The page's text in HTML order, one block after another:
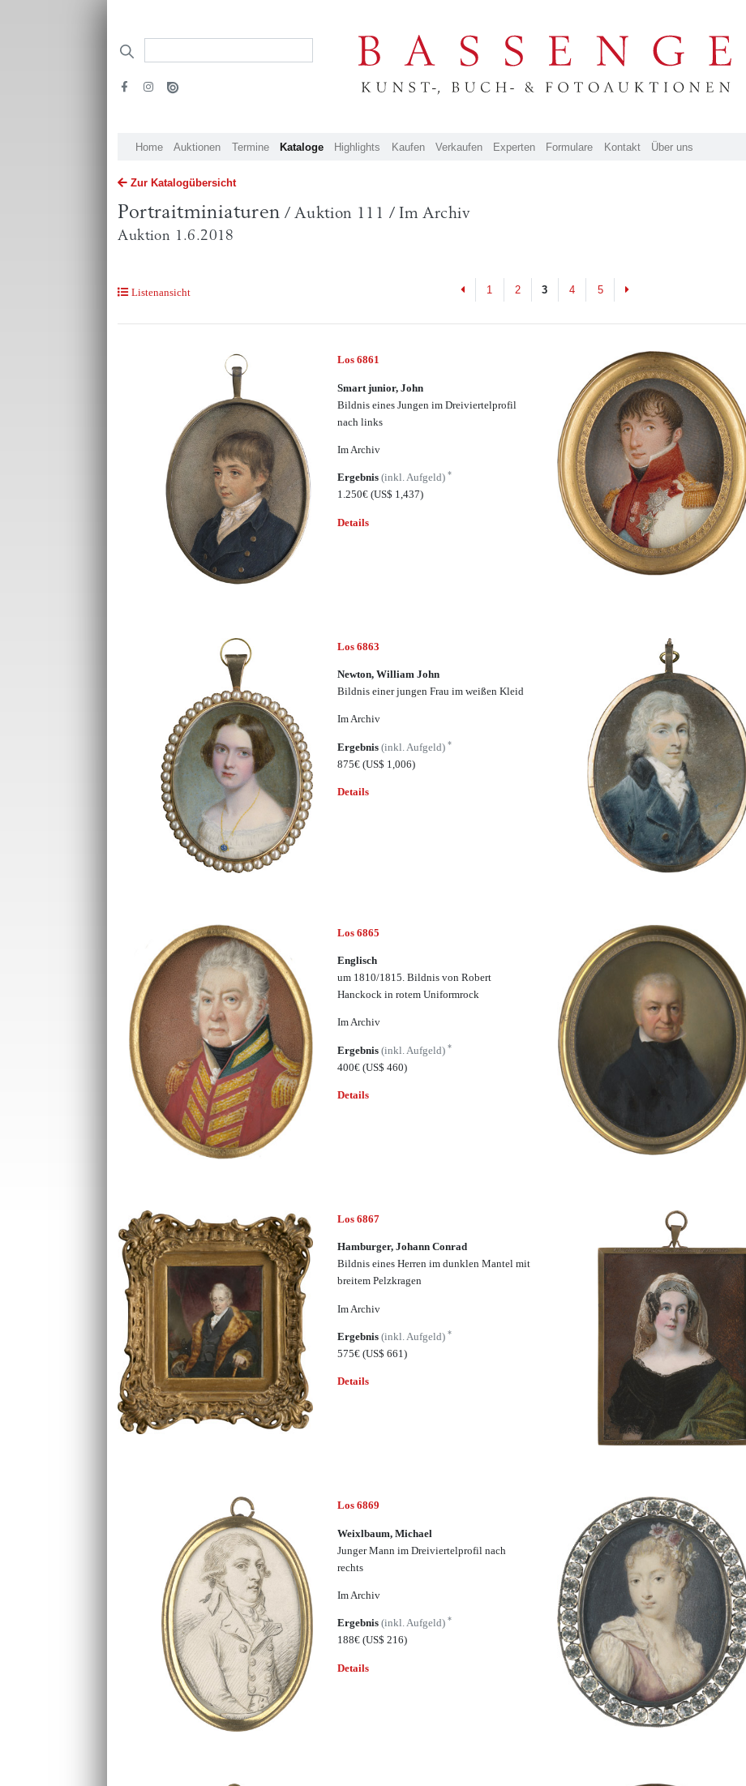
Home Auktionen Termine Kataloge Highlights Kaufen Verkaufen Experten Formulare Kontakt Über uns
Zur Katalogübersicht
Portraitminiaturen / Auktion 111 / Im Archiv
Auktion 1.6.2018
Listenansicht Previous
1 2 3 4 5 Next
Los 6861
Smart junior, John
Bildnis eines Jungen im Dreiviertelprofil
nach links
Im Archiv
Ergebnis(inkl. Aufgeld)*
1.250€(US$ 1,437)
Details
Los 6863
Newton, William John
Bildnis einer jungen Frau im weißen Kleid
Im Archiv
Ergebnis(inkl. Aufgeld)*
875€(US$ 1,006)
Details
Los 6865
Englisch
um 1810/1815. Bildnis von Robert
Hanckock in rotem Uniformrock
Im Archiv
Ergebnis(inkl. Aufgeld)*
400€(US$ 460)
Details
Los 6867
Hamburger, Johann Conrad
Bildnis eines Herren im dunklen Mantel mit
breitem Pelzkragen
Im Archiv
Ergebnis(inkl. Aufgeld)*
575€(US$ 661)
Details
Los 6869
Weixlbaum, Michael
Junger Mann im Dreiviertelprofil nach
rechts
Im Archiv
Ergebnis(inkl. Aufgeld)*
188€(US$ 216)
Details